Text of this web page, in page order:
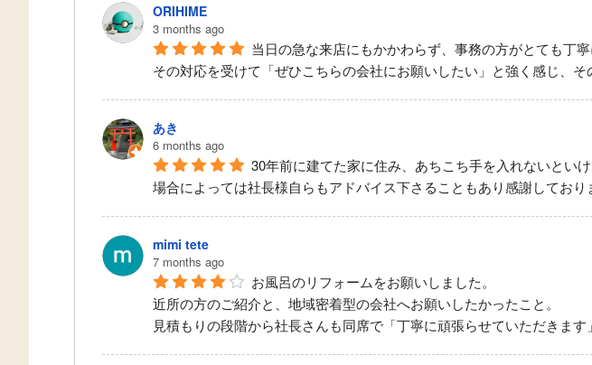
ORIHIME
3 months ago
当日の急な来店にもかかわらず、事務の方がとても丁
その対応を受けて「ぜひこちらの会社にお願いしたい」と強く感じ、
あき
6 months ago
30年前に建てた家に住み、あちこち手を入れないとい
場合によっては社長様自らもアドバイス下さることもあり感謝しており
mimi tete
7 months ago
お風呂のリフォームをお願いしました。
近所の方のご紹介と、地域密着型の会社へお願いしたかったこと。
見積もりの段階から社長さんも同席で「丁寧に頑張らせていただきます